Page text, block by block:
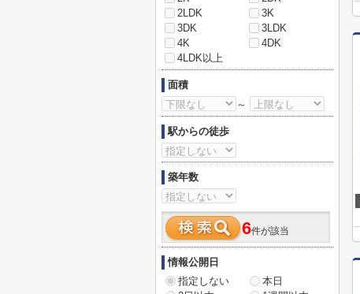
2LDK
3K
3DK
3LDK
4K
4DK
4LDK以上
面積
～
駅からの徒歩
築年数
6件が該当
情報公開日
指定しない
本日